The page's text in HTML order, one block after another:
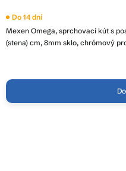
Mexen Omega, sprchovací kút s
(stena) cm, 8mm sklo, chrómový
Do 14 dní